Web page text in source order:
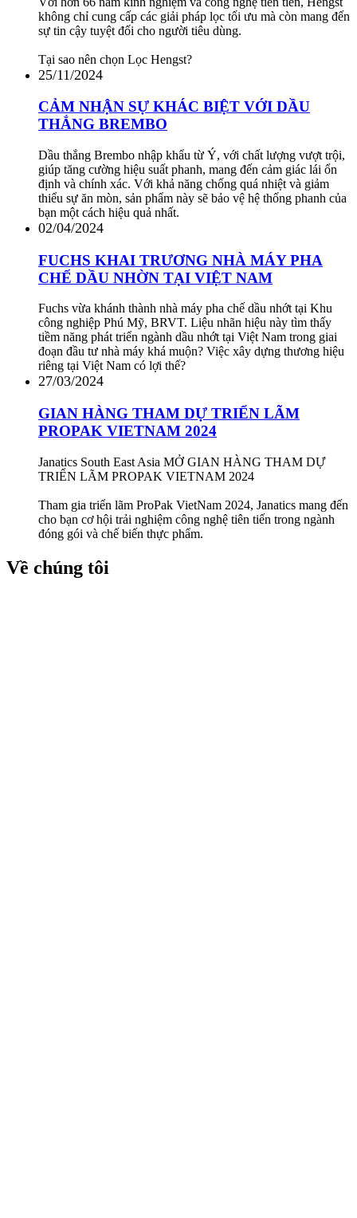
Fuchs vừa khánh thành nhà máy pha chế dầu nhớt tại Khu
tiềm năng phát triển ngành dầu nhớt tại Việt Nam trong giai
đoạn đầu tư nhà máy khá muộn? Việc xây dựng thương hiệu
27/03/2024
GIAN HÀNG THAM DỰ TRIỂN LÃM
PROPAK VIETNAM 2024
Janatics South East Asia MỞ GIAN HÀNG THAM DỰ
TRIỂN LÃM PROPAK VIETNAM 2024
Tham gia triển lãm ProPak VietNam 2024, Janatics mang đến
đóng gói và chế biến thực phẩm.
Về chúng tôi